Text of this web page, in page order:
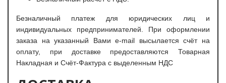
Безналичный платеж для юридических лиц и
индивидуальных предпринимателей. При оформлении
заказа на указанный Вами e-mail высылается счёт на
оплату, при доставке предоставляются Товарная
Накладная и Счёт-Фактура с выделенным НДС